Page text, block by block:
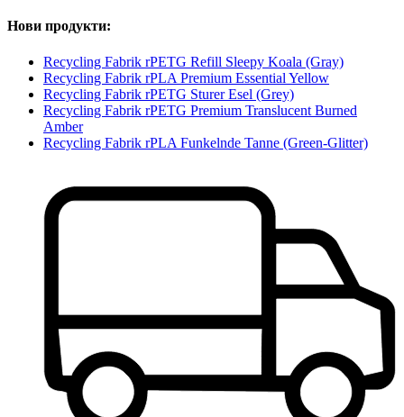
Нови продукти:
Recycling Fabrik rPETG Refill Sleepy Koala (Gray)
Recycling Fabrik rPLA Premium Essential Yellow
Recycling Fabrik rPETG Sturer Esel (Grey)
Recycling Fabrik rPETG Premium Translucent Burned
Amber
Recycling Fabrik rPLA Funkelnde Tanne (Green-Glitter)